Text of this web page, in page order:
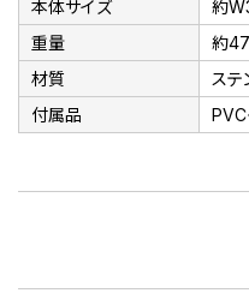
本体サイズ
約
重量
約
材質
ステ
付属品
PVC